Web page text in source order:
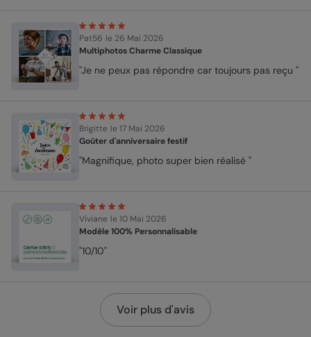
Pat56 le 26 Mai 2026
Multiphotos Charme Classique
"Je ne peux pas répondre car toujours pas reçu "
Brigitte le 17 Mai 2026
Goûter d'anniversaire festif
"Magnifique, photo super bien réalisé "
Viviane le 10 Mai 2026
Modèle 100% Personnalisable
"10/10"
Voir plus d'avis